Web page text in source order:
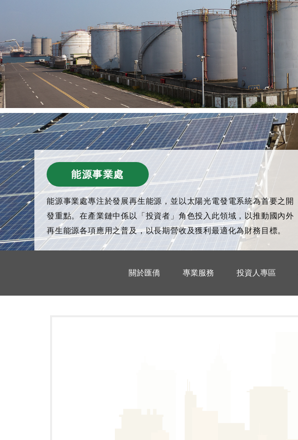
能源事業處
能源事業處專注於發展再生能源，並以太陽光電發電系統為首要之開
發重點。在產業鏈中係以「投資者」角色投入此領域，以推動國內外
再生能源各項應用之普及，以長期營收及獲利最適化為財務目標。
關於匯僑 專業服務 投資人專區